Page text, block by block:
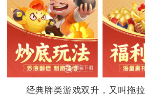
经典牌类游戏双升，又叫拖